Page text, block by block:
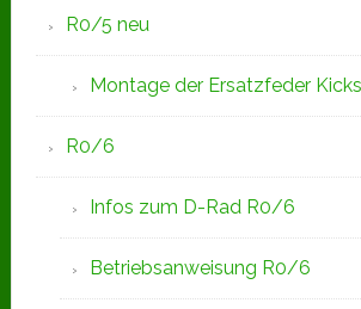
R0/5 neu
Montage der Ersatzfeder
R0/6
Infos zum D-Rad R0/6
Betriebsanweisung R0/6